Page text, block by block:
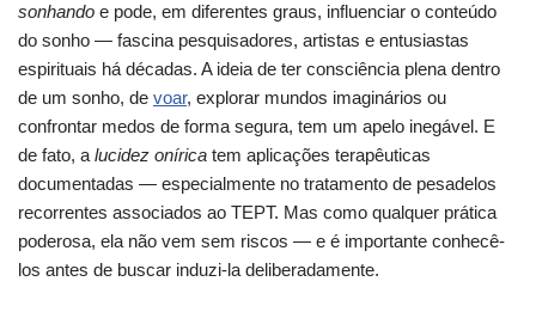
sonhando e pode, em diferentes graus, influenciar o conteúdo
do sonho — fascina pesquisadores, artistas e entusiastas
espirituais há décadas. A ideia de ter consciência plena dentro
de um sonho, de voar, explorar mundos imaginários ou
confrontar medos de forma segura, tem um apelo inegável. E
de fato, a lucidez onírica tem aplicações terapêuticas
documentadas — especialmente no tratamento de pesadelos
recorrentes associados ao TEPT. Mas como qualquer prática
poderosa, ela não vem sem riscos — e é importante conhecê-
los antes de buscar induzi-la deliberadamente.